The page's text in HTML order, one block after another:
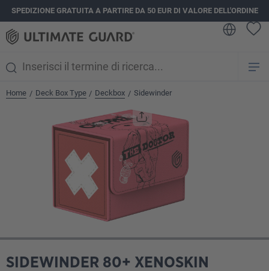
principale
SPEDIZIONE GRATUITA A PARTIRE DA 50 EUR DI VALORE DELL'ORDINE
Home / Deck Box Type / Deckbox / Sidewinder
SIDEWINDER 80+ XENOSKIN